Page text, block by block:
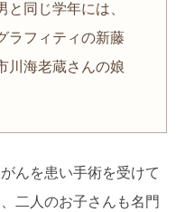
同じ学年には、
ラフィティの新藤
川海老蔵さんの娘
んを患い手術を受けて
二人のお子さんも名門